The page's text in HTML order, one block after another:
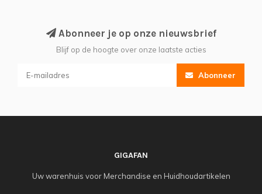
Abonneer je op onze nieuwsbrief
Blijf op de hoogte over onze laatste acties
Abonneer
GIGAFAN
Uw warenhuis voor Merchandise en Huidhoudartikelen